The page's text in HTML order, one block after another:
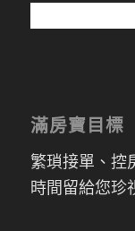
滿房寶目標
繁瑣接單、控
時間留給您珍